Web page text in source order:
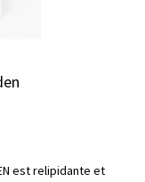
est relipidante et